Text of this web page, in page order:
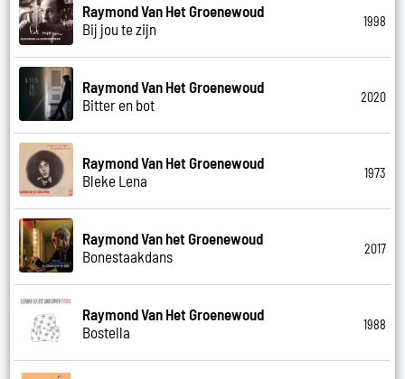
Raymond Van Het Groenewoud
Bij jou te zijn
1998
Raymond Van Het Groenewoud
Bitter en bot
2020
Raymond Van Het Groenewoud
Bleke Lena
1973
Raymond Van het Groenewoud
Bonestaakdans
2017
Raymond Van Het Groenewoud
Bostella
1988